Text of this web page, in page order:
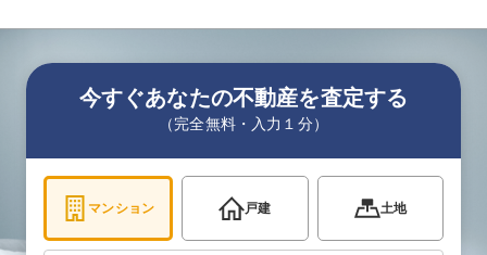
今すぐあなたの不動産を査定する
（完全無料・入力１分）
マンション 戸建 土地